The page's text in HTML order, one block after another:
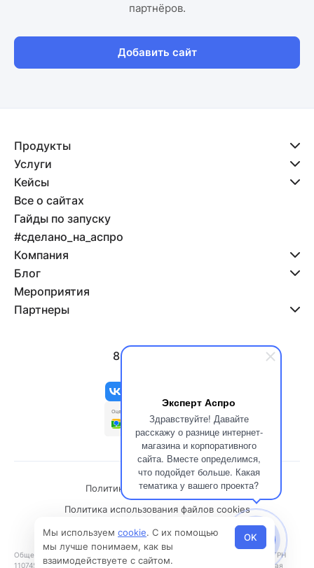
Эксперт Аспро
Здравствуйте! Давайте
расскажу о разнице интернет-
магазина и корпоративного
сайта. Вместе определимся,
что подойдет больше. Какая
тематика у вашего проекта?
партнёров.
Добавить сайт
Продукты
Услуги
Кейсы
Все о сайтах
Гайды по запуску
#сделано_на_аспро
Компания
Блог
Мероприятия
Партнеры
8 800 500-47-11
Политика конфиденциальности
Политика использования файлов cookies
Общество с ограниченной ответственностью «Аспро» (ООО «Аспро»), ОГРН
1107453010213, ИНН 7453223946. Юридический адрес: 454021, Челябинская
Мы используем cookie. С их помощью
мы лучше понимаем, как вы
взаимодействуете с сайтом.
OK